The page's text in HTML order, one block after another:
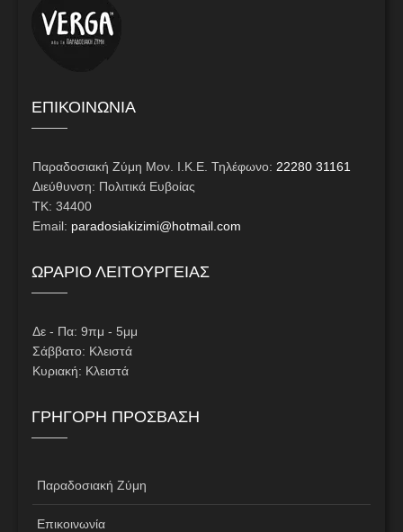
ΕΠΙΚΟΙΝΩΝΙΑ
Παραδοσιακή Ζύμη Μον. Ι.Κ.Ε. Τηλέφωνο: 22280 31161
Διεύθυνση: Πολιτικά Ευβοίας
ΤΚ: 34400
Email: paradosiakizimi@hotmail.com
ΩΡΑΡΙΟ ΛΕΙΤΟΥΡΓΕΙΑΣ
Δε - Πα: 9πμ - 5μμ
Σάββατο: Κλειστά
Κυριακή: Κλειστά
ΓΡΗΓΟΡΗ ΠΡΟΣΒΑΣΗ
Παραδοσιακή Ζύμη
Επικοινωνία